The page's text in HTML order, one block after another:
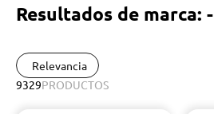
Resultados de marca: -
Relevancia
9329PRODUCTOS